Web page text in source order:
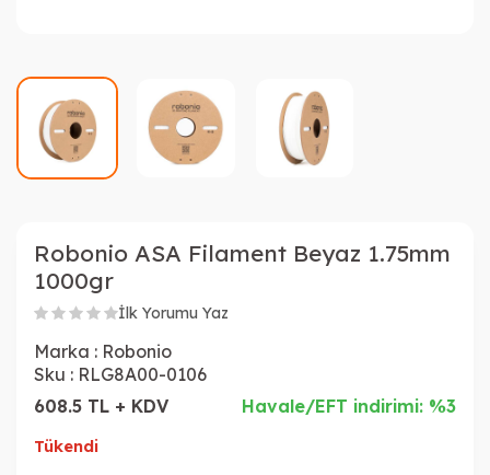
Robonio ASA Filament Beyaz 1.75mm
1000gr
İlk Yorumu Yaz
Marka : Robonio
Sku : RLG8A00-0106
608.5 TL + KDV
Havale/EFT indirimi: %3
Tükendi